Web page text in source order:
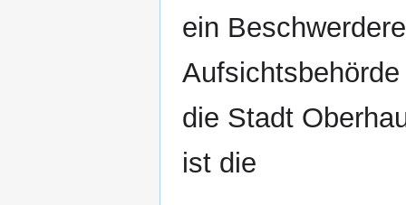
ein
die Stadt
ist die